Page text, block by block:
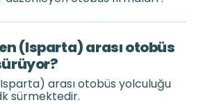
(Isparta) arası otobüs
arası otobüs yolculuğu
sürmektedir.